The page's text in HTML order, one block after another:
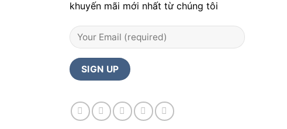
khuyến mãi mới nhất từ chúng tôi